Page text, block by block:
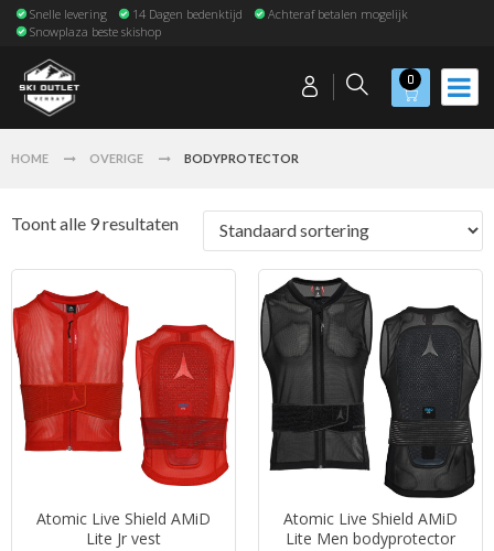
Snelle levering 14 Dagen bedenktijd
Achteraf betalen mogelijk
Snowplaza beste skishop
0
HOME OVERIGE BODYPROTECTOR
Toont alle 9 resultaten
Atomic Live Shield AMiD
Lite Jr vest
Atomic Live Shield AMiD
Lite Men bodyprotector